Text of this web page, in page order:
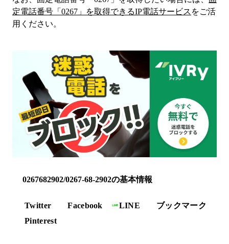
定電話番号「 0267 」を取得できるIP電話サービス をご活
用ください。
0267682902/0267-68-2902の基本情報
Twitter Facebook LINE
ブックマーク
Pinterest